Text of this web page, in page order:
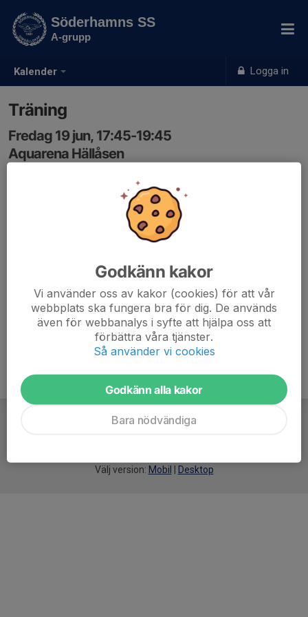
Kalender Logga in
Söderhamns SS
A-grupp
Träning
Fredag 19 jun, 17:45-19:45
Aquarena Hällåsen
Välj version: Mobil Desktop
Godkänn kakor
Vi använder oss av kakor (cookies) för att vår
webbplats ska fungera bra för dig. De används
även för webbanalys i syfte att hjälpa oss att
förbättra våra tjänster.
Så använder vi cookies
Godkänn alla kakor
Bara nödvändiga